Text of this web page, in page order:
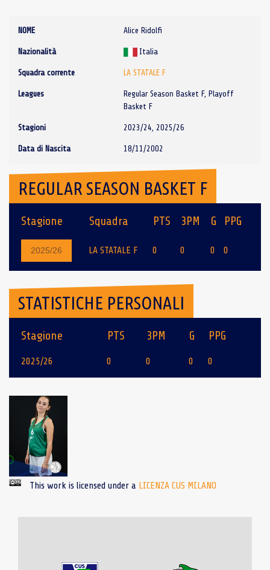
NOME Alice Ridolfi
Nazionalità Italia
Squadra corrente LA STATALE F
Leagues
Regular Season Basket F, Playoff
Basket F
Stagioni 2023/24, 2025/26
Data di Nascita 18/11/2002
REGULAR SEASON BASKET F
Stagione Squadra PTS 3PM G PPG
2025/26 LA STATALE F 0 0 0 0
STATISTICHE PERSONALI
Stagione PTS 3PM G PPG
2025/26 0 0 0 0
This work is licensed under a LICENZA CUS MILANO